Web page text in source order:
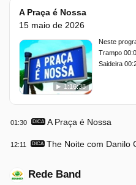
A Praça é Nossa
15 maio de 2026
1:16:38
Neste
Trampo
Saideira
01:30 DICA A Praça é Nossa
12:11 DICA The Noite com Danilo
Rede Band